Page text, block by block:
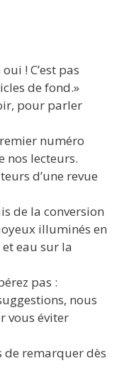
! C’est pas
de fond.»
pour parler
numéro
nos lecteurs.
d’une revue
de la conversion
illuminés en
eau sur la
pas :
nous
vous éviter
de remarquer dès